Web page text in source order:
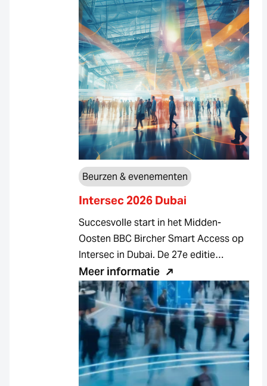
Beurzen & evenementen
Intersec 2026 Dubai
Succesvolle start in het Midden-
Oosten BBC Bircher Smart Access op
Intersec in Dubai. De 27e editie…
Meer informatie